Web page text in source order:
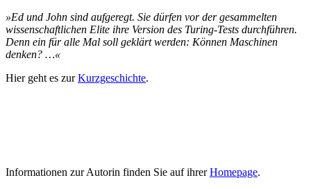
»Ed und John sind aufgeregt. Sie dürfen vor der gesammelten
wissenschaftlichen Elite ihre Version des Turing-Tests durchführen.
Denn ein für alle Mal soll geklärt werden: Können Maschinen
denken? …«
Hier geht es zurKurzgeschichte.
Informationen zur Autorin finden Sie auf ihrerHomepage.